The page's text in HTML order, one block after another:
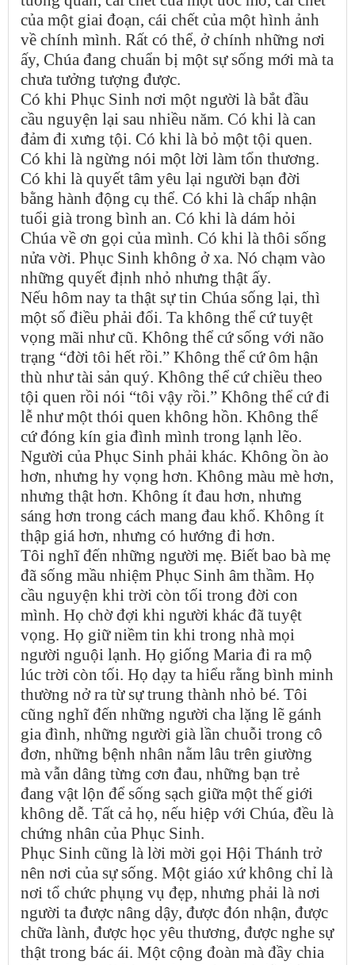
của một giai đoạn, cái chết của một hình ảnh
về chính mình. Rất có thể, ở chính những nơi
ấy, Chúa đang chuẩn bị một sự sống mới mà ta
chưa tưởng tượng được.
Có khi Phục Sinh nơi một người là bắt đầu
cầu nguyện lại sau nhiều năm. Có khi là can
đảm đi xưng tội. Có khi là bỏ một tội quen.
Có khi là ngừng nói một lời làm tổn thương.
Có khi là quyết tâm yêu lại người bạn đời
bằng hành động cụ thể. Có khi là chấp nhận
tuổi già trong bình an. Có khi là dám hỏi
Chúa về ơn gọi của mình. Có khi là thôi sống
nửa vời. Phục Sinh không ở xa. Nó chạm vào
những quyết định nhỏ nhưng thật ấy.
Nếu hôm nay ta thật sự tin Chúa sống lại, thì
một số điều phải đổi. Ta không thể cứ tuyệt
vọng mãi như cũ. Không thể cứ sống với não
trạng “đời tôi hết rồi.” Không thể cứ ôm hận
thù như tài sản quý. Không thể cứ chiều theo
tội quen rồi nói “tôi vậy rồi.” Không thể cứ đi
lễ như một thói quen không hồn. Không thể
cứ đóng kín gia đình mình trong lạnh lẽo.
Người của Phục Sinh phải khác. Không ồn ào
hơn, nhưng hy vọng hơn. Không màu mè hơn,
nhưng thật hơn. Không ít đau hơn, nhưng
sáng hơn trong cách mang đau khổ. Không ít
thập giá hơn, nhưng có hướng đi hơn.
Tôi nghĩ đến những người mẹ. Biết bao bà mẹ
đã sống mầu nhiệm Phục Sinh âm thầm. Họ
cầu nguyện khi trời còn tối trong đời con
mình. Họ chờ đợi khi người khác đã tuyệt
vọng. Họ giữ niềm tin khi trong nhà mọi
người nguội lạnh. Họ giống Maria đi ra mộ
lúc trời còn tối. Họ dạy ta hiểu rằng bình minh
thường nở ra từ sự trung thành nhỏ bé. Tôi
cũng nghĩ đến những người cha lặng lẽ gánh
gia đình, những người già lần chuỗi trong cô
đơn, những bệnh nhân nằm lâu trên giường
mà vẫn dâng từng cơn đau, những bạn trẻ
đang vật lộn để sống sạch giữa một thế giới
không dễ. Tất cả họ, nếu hiệp với Chúa, đều là
chứng nhân của Phục Sinh.
Phục Sinh cũng là lời mời gọi Hội Thánh trở
nên nơi của sự sống. Một giáo xứ không chỉ là
nơi tổ chức phụng vụ đẹp, nhưng phải là nơi
người ta được nâng dậy, được đón nhận, được
chữa lành, được học yêu thương, được nghe sự
thật trong bác ái. Một cộng đoàn mà đầy chia